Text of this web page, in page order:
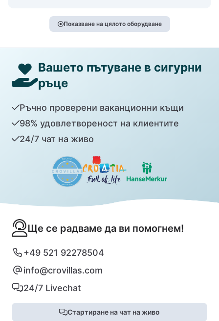
Показване на цялото оборудване
Вашето пътуване в сигурни
ръце
Ръчно проверени ваканционни къщи
98% удовлетвореност на клиентите
24/7 чат на живо
Ще се радваме да ви помогнем!
+49 521 92278504
info@crovillas.com
24/7 Livechat
Стартиране на чат на живо